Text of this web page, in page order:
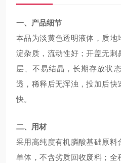
一、产品细节
本品为淡黄色透明液体，质地
淀杂质，流动性好；开盖无刺
层、不易结晶，长期存放状
透，稀释后无浑浊，投加后快
快。
二、用材
采用高纯度有机膦酸基础原料
单体，不含劣质回收废料；全